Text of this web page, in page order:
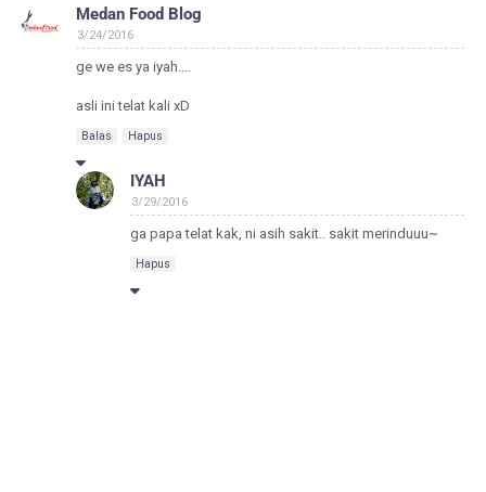
Medan Food Blog
3/24/2016
ge we es ya iyah....
asli ini telat kali xD
Balas Hapus
IYAH
3/29/2016
ga papa telat kak, ni asih sakit.. sakit merinduuu~
Hapus